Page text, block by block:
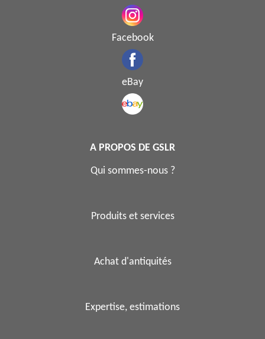
Facebook
eBay
A PROPOS DE GSLR
Qui sommes-nous ?
Produits et services
Achat d'antiquités
Expertise, estimations